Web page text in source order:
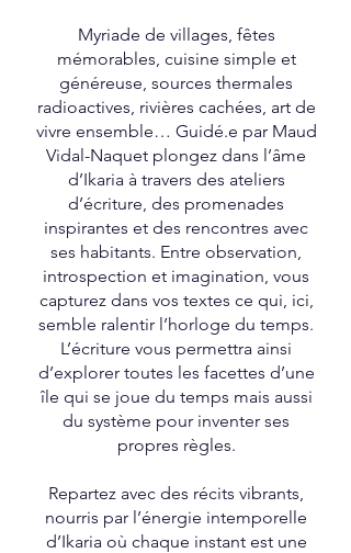
Myriade de villages, fêtes
mémorables, cuisine simple et
généreuse, sources thermales
radioactives, rivières cachées, art de
vivre ensemble… Guidé.e par Maud
Vidal-Naquet plongez dans l’âme
d’Ikaria à travers des ateliers
d’écriture, des promenades
inspirantes et des rencontres avec
ses habitants. Entre observation,
introspection et imagination, vous
capturez dans vos textes ce qui, ici,
semble ralentir l’horloge du temps.
L’écriture vous permettra ainsi
d’explorer toutes les facettes d’une
île qui se joue du temps mais aussi
du système pour inventer ses
propres règles.
Repartez avec des récits vibrants,
nourris par l’énergie intemporelle
d’Ikaria où chaque instant est une